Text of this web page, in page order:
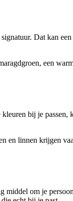
Dat kan
een
bij je
linnen krijgen
om je